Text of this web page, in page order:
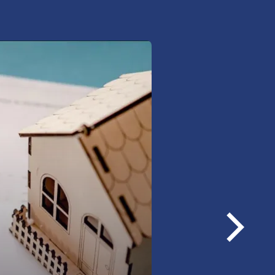
nieruchomości i
od nieprzewidzianych
również
w budowie i pod kredyt
zalanie, powódź.
loga